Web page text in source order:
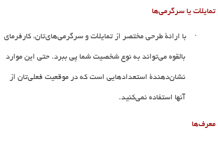
تمایلات یا سرگرمیها
· با ارائۀ طرحی مختصر از تمایلات و سرگرمیهایتان، کارفرمای
بالقوه میتواند به نوع شخصیت شما پی ببرد. حتی این موارد
نشاندهندۀ استعدادهایی است که در موقعیت فعلیتان از
آنها استفاده نمیکنید.
معرفها